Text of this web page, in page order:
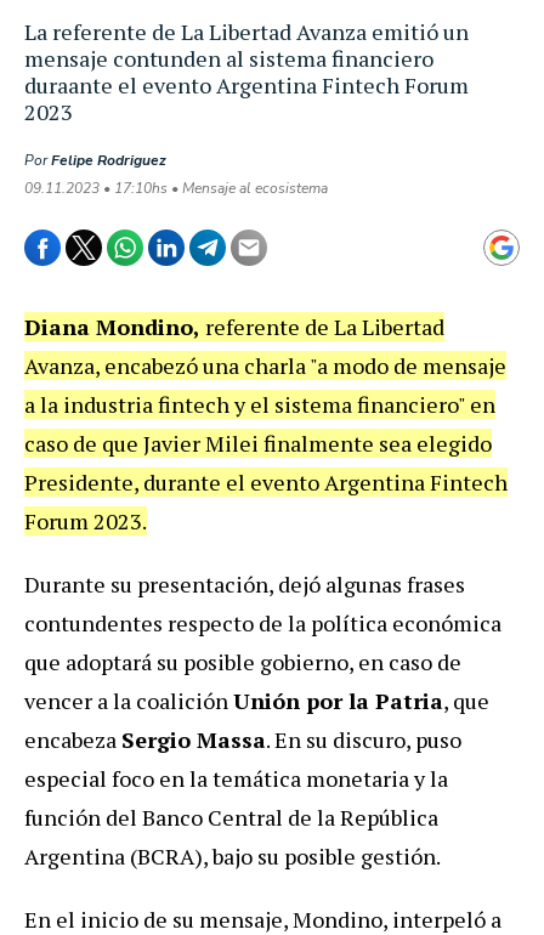
La referente de La Libertad Avanza emitió un
mensaje contunden al sistema financiero
duraante el evento Argentina Fintech Forum
2023
PorFelipe Rodriguez
09.11.2023 • 17:10hs • Mensaje al ecosistema
Diana Mondino, referente de La Libertad
Avanza, encabezó una charla "a modo de mensaje
a la industria fintech y el sistema financiero" en
caso de que Javier Milei finalmente sea elegido
Presidente, durante el evento Argentina Fintech
Forum 2023.
Durante su presentación, dejó algunas frases
contundentes respecto de la política económica
que adoptará su posible gobierno, en caso de
vencer a la coaliciónUnión por la Patria, que
encabeza Sergio Massa.En su discuro, puso
especial foco en la temática monetaria y la
función del Banco Central de la República
Argentina (BCRA), bajo su posible gestión.
En el inicio de su mensaje, Mondino, interpeló a